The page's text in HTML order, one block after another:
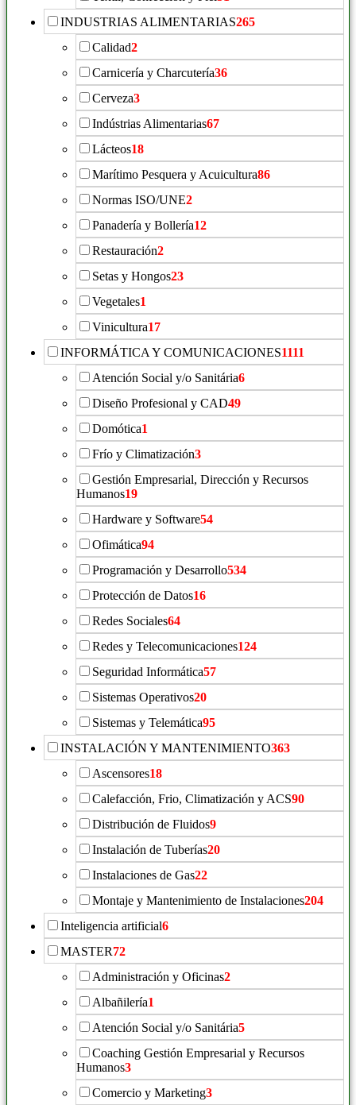
INDUSTRIAS ALIMENTARIAS265
Calidad2
Carnicería y Charcutería36
Cerveza3
Indústrias Alimentarias67
Lácteos18
Marítimo Pesquera y Acuicultura86
Normas ISO/UNE2
Panadería y Bollería12
Restauración2
Setas y Hongos23
Vegetales1
Vinicultura17
INFORMÁTICA Y COMUNICACIONES1111
Atención Social y/o Sanitária6
Diseño Profesional y CAD49
Domótica1
Frío y Climatización3
Gestión Empresarial, Dirección y Recursos
Humanos19
Hardware y Software54
Ofimática94
Programación y Desarrollo534
Protección de Datos16
Redes Sociales64
Redes y Telecomunicaciones124
Seguridad Informática57
Sistemas Operativos20
Sistemas y Telemática95
INSTALACIÓN Y MANTENIMIENTO363
Ascensores18
Calefacción, Frio, Climatización y ACS90
Distribución de Fluidos9
Instalación de Tuberías20
Instalaciones de Gas22
Montaje y Mantenimiento de Instalaciones204
Inteligencia artificial6
MASTER72
Administración y Oficinas2
Albañilería1
Atención Social y/o Sanitária5
Coaching Gestión Empresarial y Recursos
Humanos3
Comercio y Marketing3